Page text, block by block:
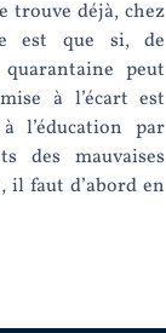
trouve déjà, chez
est que si, de
peut
à l’écart est
l’éducation par
des mauvaises
il faut d’abord en